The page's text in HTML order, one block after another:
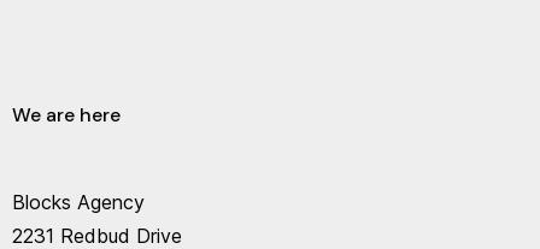
We are here
Blocks Agency
2231 Redbud Drive